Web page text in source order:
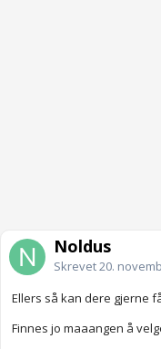
Noldus
Skrevet20.
Ellers så kan dere gjerne
Finnes jo maaangen å